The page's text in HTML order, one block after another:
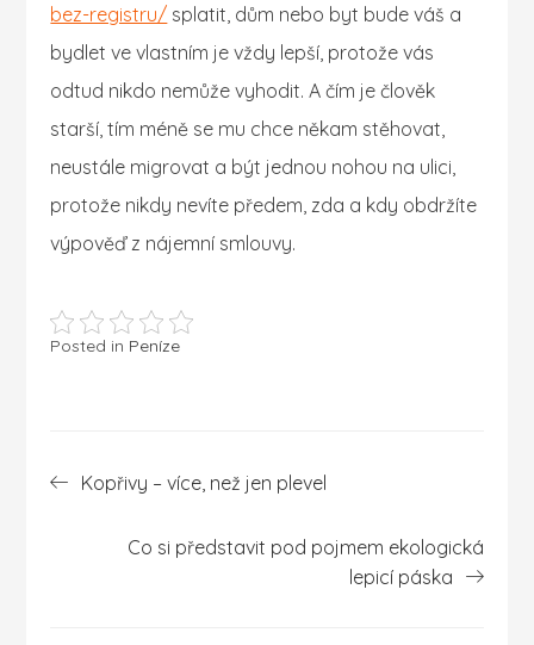
bez-registru/ splatit, dům nebo byt bude váš a
bydlet ve vlastním je vždy lepší, protože vás
odtud nikdo nemůže vyhodit. A čím je člověk
starší, tím méně se mu chce někam stěhovat,
neustále migrovat a být jednou nohou na ulici,
protože nikdy nevíte předem, zda a kdy obdržíte
výpověď z nájemní smlouvy.
Posted in Peníze
pro
příspěvek
Kopřivy – více, než jen plevel
Co si představit pod pojmem ekologická
lepicí páska